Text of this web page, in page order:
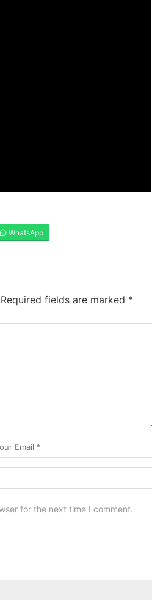
WhatsApp
Required fields are marked *
for the next time I comment.